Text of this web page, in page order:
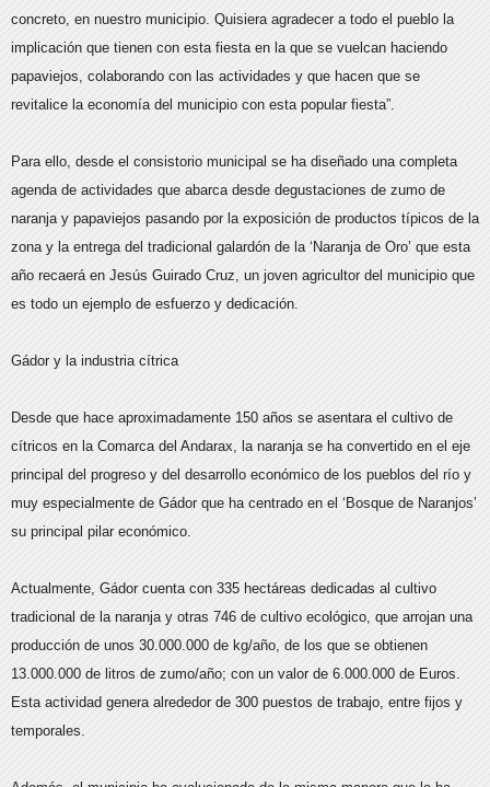
concreto, en nuestro municipio. Quisiera agradecer a todo el pueblo la
implicación que tienen con esta fiesta en la que se vuelcan haciendo
papaviejos, colaborando con las actividades y que hacen que se
revitalice la economía del municipio con esta popular fiesta”.
Para ello, desde el consistorio municipal se ha diseñado una completa
agenda de actividades que abarca desde degustaciones de zumo de
naranja y papaviejos pasando por la exposición de productos típicos de la
zona y la entrega del tradicional galardón de la ‘Naranja de Oro’ que esta
año recaerá en Jesús Guirado Cruz, un joven agricultor del municipio que
es todo un ejemplo de esfuerzo y dedicación.
Gádor y la industria cítrica
Desde que hace aproximadamente 150 años se asentara el cultivo de
cítricos en la Comarca del Andarax, la naranja se ha convertido en el eje
principal del progreso y del desarrollo económico de los pueblos del río y
muy especialmente de Gádor que ha centrado en el ‘Bosque de Naranjos’
su principal pilar económico.
Actualmente, Gádor cuenta con 335 hectáreas dedicadas al cultivo
tradicional de la naranja y otras 746 de cultivo ecológico, que arrojan una
producción de unos 30.000.000 de kg/año, de los que se obtienen
13.000.000 de litros de zumo/año; con un valor de 6.000.000 de Euros.
Esta actividad genera alrededor de 300 puestos de trabajo, entre fijos y
temporales.